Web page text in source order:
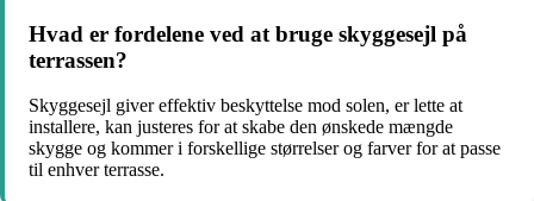
Hvad er fordelene ved at bruge skyggesejl på
terrassen?
Skyggesejl giver effektiv beskyttelse mod solen, er lette at
installere, kan justeres for at skabe den ønskede mængde
skygge og kommer i forskellige størrelser og farver for at passe
til enhver terrasse.